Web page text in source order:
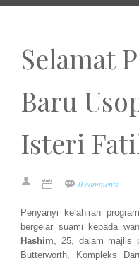
Selamat
Baru
Isteri
0 comments
Penyanyi kelahiran
bergelar suami kepada
Hashim, 25, dalam majlis
Butterworth, Kompleks